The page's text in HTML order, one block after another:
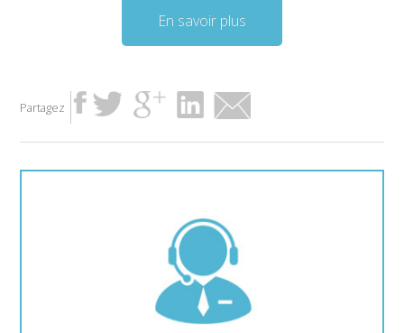
En savoir plus
Partagez